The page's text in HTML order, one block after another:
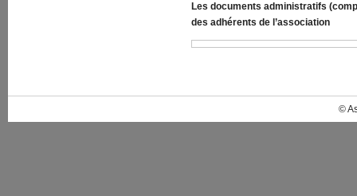
Les documents administratifs
des adhérents de l’association
©